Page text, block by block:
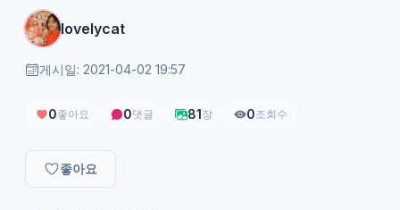
lovelycat
게시일: 2021-04-02 19:57
0좋아요 0댓글 81장 0조회수
좋아요